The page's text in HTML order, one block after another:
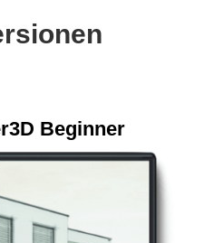
Beginner